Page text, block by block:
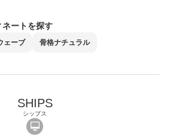
ートを探す
ェーブ 骨格ナチュラル
SHIPS
シップス